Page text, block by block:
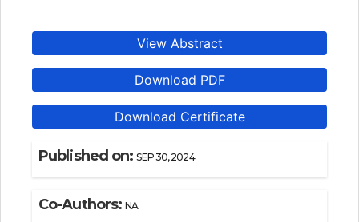
View Abstract
Download PDF
Download Certificate
Published on:SEP 30, 2024
Co-Authors:NA